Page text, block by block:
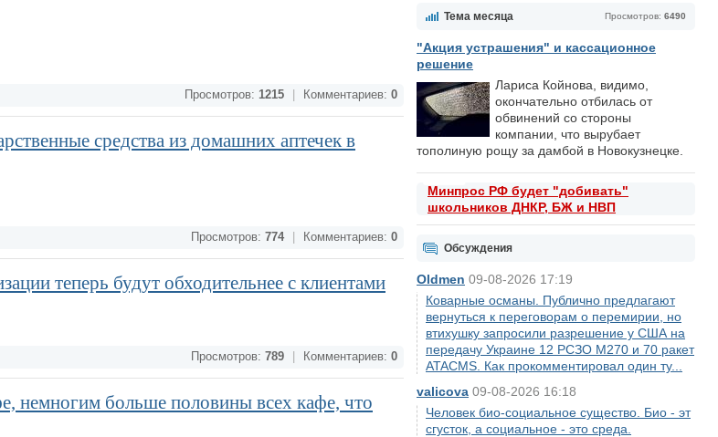
Просмотров: 6490
Тема месяца
"Акция устрашения" и кассационное
решение
Лариса Койнова, видимо,
окончательно отбилась от
обвинений со стороны
компании, что вырубает
тополиную рощу за дамбой в Новокузнецке.
Минпрос РФ будет "добивать"
школьников ДНКР, БЖ и НВП
Обсуждения
Oldmen 09-08-2026 17:19
Коварные османы. Публично предлагают
вернуться к переговорам о перемирии, но
втихушку запросили разрешение у США на
передачу Украине 12 РСЗО M270 и 70 ракет
ATACMS. Как прокомментировал один ту...
valicova 09-08-2026 16:18
Человек био-социальное существо. Био - эт
сгусток, а социальное - это среда.
Просмотров: 1215 Комментариев: 0
средства из домашних аптечек в
Просмотров: 774 Комментариев: 0
теперь будут обходительнее с клиентами
Просмотров: 789 Комментариев: 0
немногим больше половины всех кафе, что